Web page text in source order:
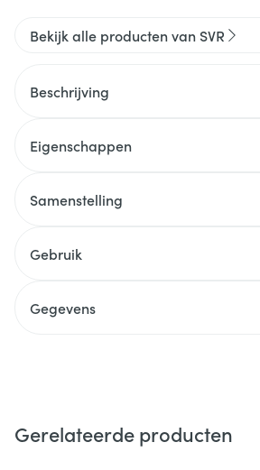
Bekijk alle producten van SVR
Beschrijving
Eigenschappen
Samenstelling
Gebruik
Gegevens
Gerelateerde producten